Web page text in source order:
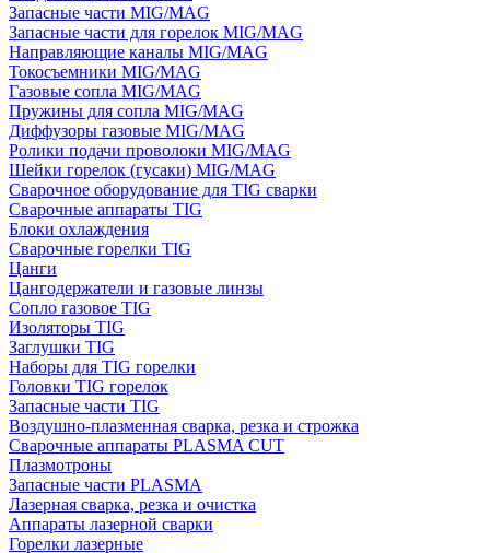
Запасные части MIG/MAG
Запасные части для горелок MIG/MAG
Направляющие каналы MIG/MAG
Токосъемники MIG/MAG
Газовые сопла MIG/MAG
Пружины для сопла MIG/MAG
Диффузоры газовые MIG/MAG
Ролики подачи проволоки MIG/MAG
Шейки горелок (гусаки) MIG/MAG
Сварочное оборудование для TIG сварки
Сварочные аппараты TIG
Блоки охлаждения
Сварочные горелки TIG
Цанги
Цангодержатели и газовые линзы
Сопло газовое TIG
Изоляторы TIG
Заглушки TIG
Наборы для TIG горелки
Головки TIG горелок
Запасные части TIG
Воздушно-плазменная сварка, резка и строжка
Сварочные аппараты PLASMA CUT
Плазмотроны
Запасные части PLASMA
Лазерная сварка, резка и очистка
Аппараты лазерной сварки
Горелки лазерные